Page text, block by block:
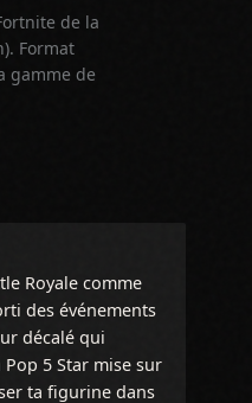
de la
Format
gamme de
Royale comme
des événements
décalé qui
5 Star mise sur
ta figurine dans